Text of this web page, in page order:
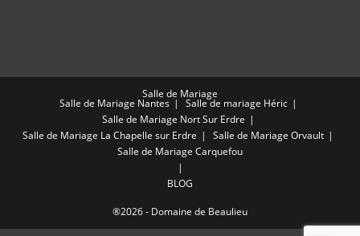
Salle de Mariage
Salle de Mariage Nantes
Salle de mariage Héric
Salle de Mariage Nort Sur Erdre
Salle de Mariage La Chapelle sur Erdre
Salle de Mariage Orvault
Salle de Mariage Carquefou
BLOG
®2026 - Domaine de Beaulieu